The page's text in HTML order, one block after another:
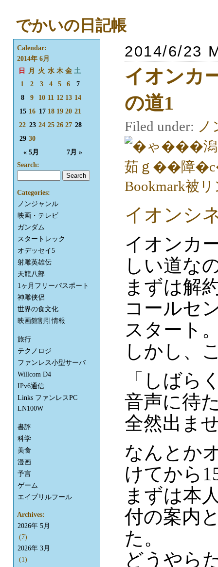
でかいの日記帳
2014/6/23
イオンカ
の道1
Filed under: ノ
イオンシ
イオンカ
しい道な
まずは解
コールセ
スタート
しかし、
「しばら
音声に待
全然出ま
なんとか
けてから
まずは本
付の案内
た。
どうやら
Calendar:
2014年 6月
日
月 火 水 木 金 土
« 5月 7月 »
1 2 3 4 5 6
7
8
9 10 11 12 13 14
15 16 17 18 19 20 21
22 23 24 25 26 27 28
29 30
Search:
Categories:
ノンジャンル
映画・テレビ
ガンダム
スタートレック
オデッセイ5
射雕英雄伝
天龍八部
1ヶ月フリーパスポート
神雕侠侶
世界の食文化
映画館割引情報
旅行
テクノロジ
ファンレス小型サーバ
Willcom D4
IPv6通信
Links ファンレスPC
LN100W
書評
科学
美食
漫画
予言
ゲーム
エイプリルフール
Archives:
2026年 5月
(7)
2026年 3月
(1)